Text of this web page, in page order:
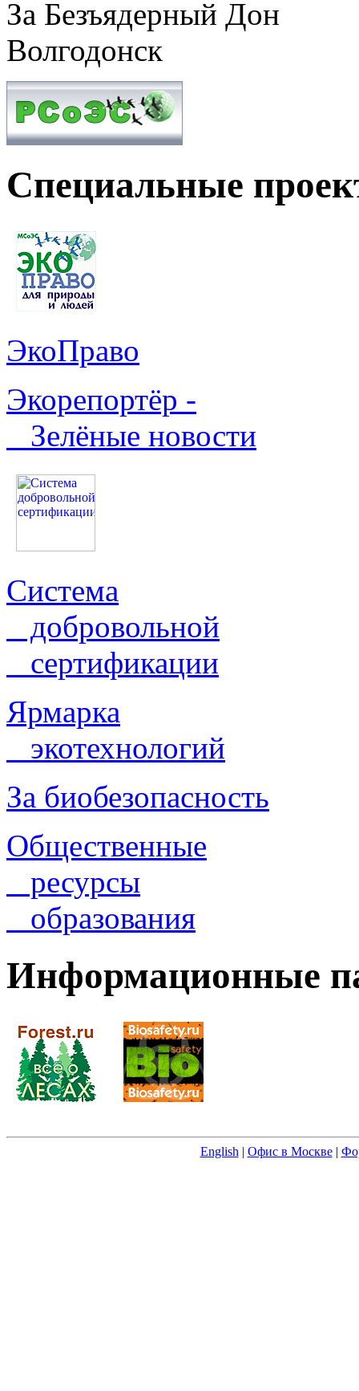
За Безъядерный Дон
Волгодонск
Специальные
ЭкоПраво
Экорепортёр -
Зелёные новости
Система
добровольной
сертификации
Ярмарка
экотехнологий
За биобезопасность
Общественные
ресурсы
образования
Информационные
English | Офис в Москве |